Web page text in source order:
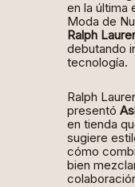
en la última
Moda de
Ralph
debutando
tecnología.
Ralph
presentó
en tienda
sugiere
cómo
bien